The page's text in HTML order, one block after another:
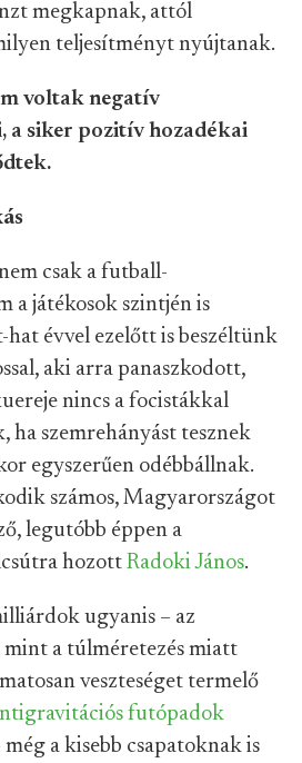
megkapnak, attól
teljesítményt nyújtanak.
voltak negatív
a siker pozitív hozadékai
csak a futball-
a játékosok szintjén is
évvel ezelőtt is beszéltünk
aki arra panaszkodott,
nincs a focistákkal
ha szemrehányást tesznek
egyszerűen odébbállnak.
számos, Magyarországot
legutóbb éppen a
hozott Radoki János.
ugyanis – az
mint a túlméretezés miatt
veszteséget termelő
futópadok
a kisebb csapatoknak is